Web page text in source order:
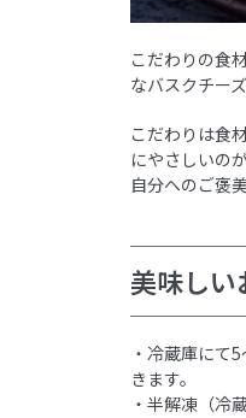
こだわりの食
なバスクチー
こだわりは食
にやさしいの
自分へのご褒
美味し
・冷蔵庫にて
きます。
・半解凍（冷